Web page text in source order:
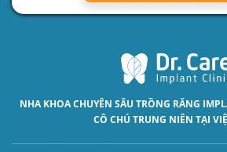
NHA KHOA CHUYÊN SÂU TRỒNG RĂNG
CÔ CHÚ TRUNG NIÊN TẠI